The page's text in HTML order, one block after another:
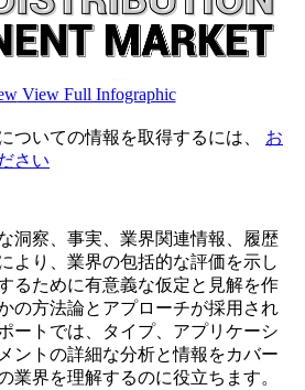
View Full Infographic
ついての情報を取得するには、 お
さい
洞察、事実、業界関連情報、履歴
より、業界の包括的な評価を示し
るために有意義な仮定と見解を作
の方法論とアプローチが採用され
ートでは、タイプ、アプリケーシ
ントの詳細な分析と情報をカバー
業界を理解するのに役立ちます。